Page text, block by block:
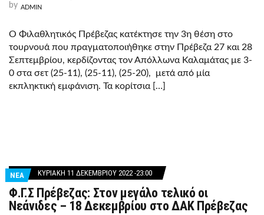
by ADMIN
Ο Φιλαθλητικός Πρέβεζας κατέκτησε την 3η θέση στο
τουρνουά που πραγματοποιήθηκε στην Πρέβεζα 27 και 28
Σεπτεμβρίου, κερδίζοντας τον Απόλλωνα Καλαμάτας με 3-
0 στα σετ (25-11), (25-11), (25-20), μετά από μία
εκπληκτική εμφάνιση. Τα κορίτσια […]
ΝΕΑ ΚΥΡΙΑΚΉ 11 ΔΕΚΕΜΒΡΊΟΥ 2022 -23:00
Φ.Γ.Σ Πρέβεζας: Στον μεγάλο τελικό οι
Νεάνιδες – 18 Δεκεμβρίου στο ΔΑΚ Πρέβεζας